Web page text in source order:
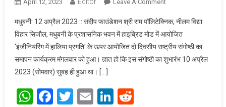
April 12, 2023 Leave A CommentOn “इंजीनियरिंग के
दो दिवसीय राष्ट्रीय
संगोष्ठी का समापन
मधुबनी: 12 अप्रैल 2023 :: संदीप फाउंडेशन श्री राम पॉलिटेक्निक, नीलम विद्या
विहार सिजौल, मधुबनी के प्रशासनिक भवन में हाइब्रिड मोड में आयोजित
‘इंजीनियरिंग में हालिया प्रगति’ के ऊपर आयोजित दो दिवसीय राष्ट्रीय संगोष्ठी का
समापन कार्यक्रम मंगलवार को हुआ। ज्ञात हो कि इस संगोष्ठी का शुभारंभ 10 अप्रैल
2023 (सोमवार) सुबह ही हुआ था। […]
WhatsApp
Facebook
Twitter
EmailLinkedIn
Reddit